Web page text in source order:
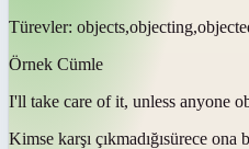
Türevler:
Örnek Cümle
I'll take care of it, unless anyone
Kimse karşı çıkmadığısürece ona